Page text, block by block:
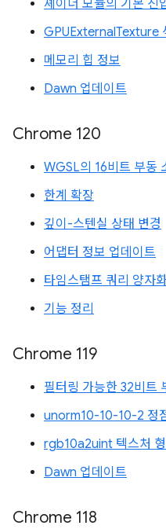
셰이더 모듈의 기본 진
GPUExternalTexture
메모리 힙 정보
Dawn 업데이트
Chrome 120
WGSL의 16비트 부동
한계 확장
깊이-스텐실 상태 변경
어댑터 정보 업데이트
타임스탬프 쿼리 양자
기능 정리
Chrome 119
필터링 가능한 32비트
unorm10-10-10-2 정
rgb10a2uint 텍스처
Dawn 업데이트
Chrome 118